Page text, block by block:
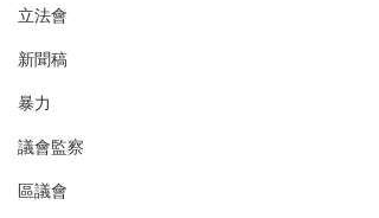
立法會
新聞稿
暴力
議會監察
區議會